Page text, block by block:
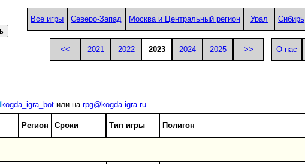
Все игры Северо-Запад Москва и Центральный регион Урал Сибирь
<< 2021 2022 2023 2024 2025 >> О нас
kogda_igra_botили на rpg@kogda-igra.ru
Регион Сроки Тип игры Полигон